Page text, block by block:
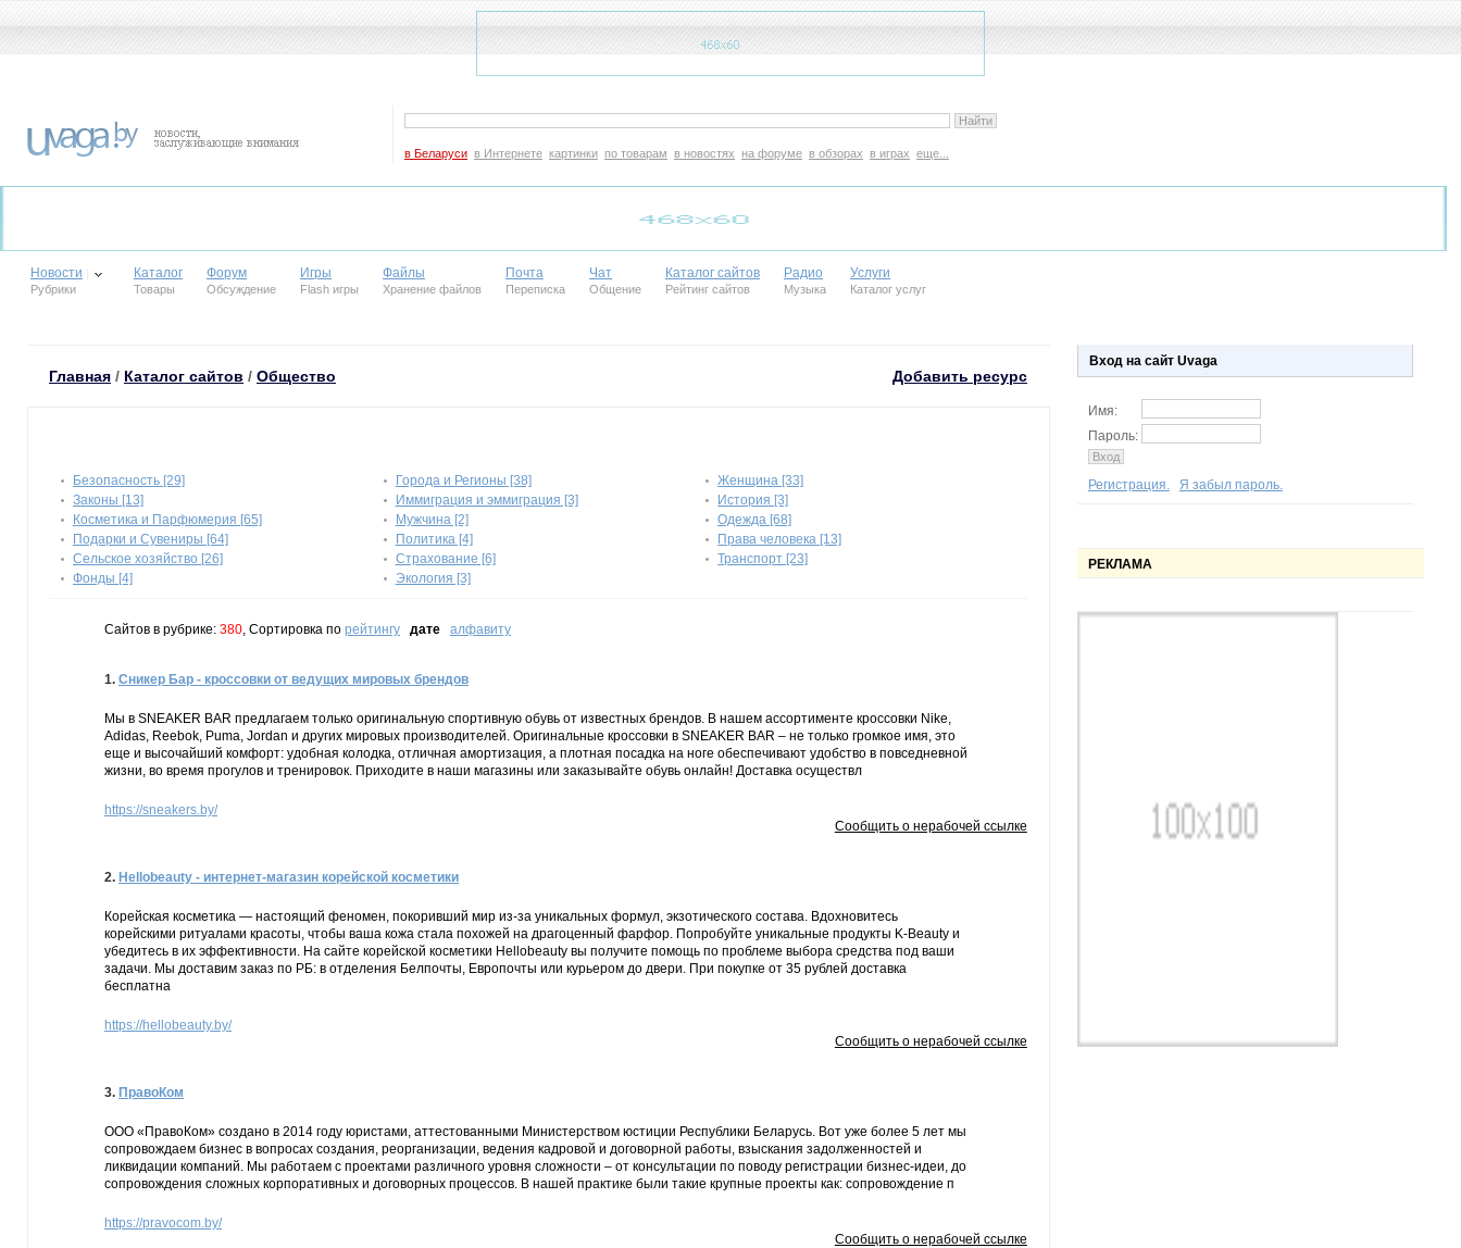
в Беларуси в Интернете картинки по товарам в новостях на форуме в обзорах в играх еще...
Новости
Рубрики
Каталог
Товары
Форум
Обсуждение
Игры
Flash игры
Файлы
Хранение файлов
Почта
Переписка
Чат
Общение
Каталог сайтов
Рейтинг сайтов
Радио
Музыка
Услуги
Каталог услуг
Главная / Каталог сайтов / Общество Добавить ресурс
Безопасность [29] Города и Регионы [38]
Женщина [33]
Законы [13]
Иммиграция и эммиграция [3]
История [3]
Косметика и Парфюмерия [65]
Мужчина [2]
Одежда [68]
Подарки и Сувениры [64]
Политика [4]
Права человека [13]
Сельское хозяйство [26]
Страхование [6]
Транспорт [23]
Фонды [4]
Экология [3]
Сайтов в рубрике: 380, Сортировка по рейтингу дате алфавиту
1. Сникер Бар - кроссовки от ведущих мировых брендов
Мы в SNEAKER BAR предлагаем только оригинальную спортивную обувь от известных брендов. В нашем ассортименте кроссовки Nike,
Adidas, Reebok, Puma, Jordan и других мировых производителей. Оригинальные кроссовки в SNEAKER BAR – не только громкое имя, это
еще и высочайший комфорт: удобная колодка, отличная амортизация, а плотная посадка на ноге обеспечивают удобство в повседневной
жизни, во время прогулов и тренировок. Приходите в наши магазины или заказывайте обувь онлайн! Доставка осуществл
https://sneakers.by/
Сообщить о нерабочей ссылке
2. Hellobeauty - интернет-магазин корейской косметики
Корейская косметика — настоящий феномен, покоривший мир из-за уникальных формул, экзотического состава. Вдохновитесь
корейскими ритуалами красоты, чтобы ваша кожа стала похожей на драгоценный фарфор. Попробуйте уникальные продукты K-Beauty и
убедитесь в их эффективности. На сайте корейской косметики Hellobeauty вы получите помощь по проблеме выбора средства под ваши
задачи. Мы доставим заказ по РБ: в отделения Белпочты, Европочты или курьером до двери. При покупке от 35 рублей доставка
бесплатна
https://hellobeauty.by/
Сообщить о нерабочей ссылке
3. ПравоКом
ООО «ПравоКом» создано в 2014 году юристами, аттестованными Министерством юстиции Республики Беларусь. Вот уже более 5 лет мы
сопровождаем бизнес в вопросах создания, реорганизации, ведения кадровой и договорной работы, взыскания задолженностей и
ликвидации компаний. Мы работаем с проектами различного уровня сложности – от консультации по поводу регистрации бизнес-идеи, до
сопровождения сложных корпоративных и договорных процессов. В нашей практике были такие крупные проекты как: сопровождение п
https://pravocom.by/
Сообщить о нерабочей ссылке
Вход на сайт Uvaga
Имя:
Пароль:
Регистрация. Я забыл пароль.
РЕКЛАМА